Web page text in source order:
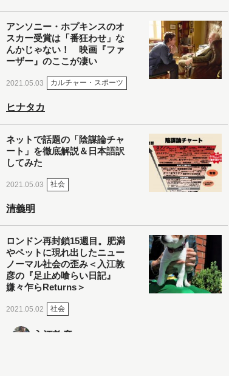
アンソニー・ホプキンスのオ
スカー受賞は「番狂わせ」な
んかじゃない！ 映画『ファ
ーザー』のここが凄い
2021.05.03 カルチャー・スポーツ
ヒナタカ
ネットで話題の「陰謀論チャ
ート」を徹底解説＆日本語訳
してみた
2021.05.03 社会
清義明
ロンドン再封鎖15週目。肥満
やペットに現れ出したニュー
ノーマル社会の歪み＜入江敦
彦の『足止め喰らい日記』
嫌々乍らReturns＞
2021.05.02 社会
入江敦彦